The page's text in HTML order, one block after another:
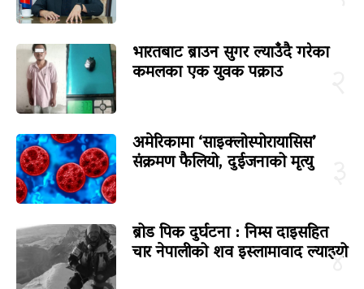
भारतबाट ब्राउन सुगर ल्याउँदै गरेका
कमलका एक युवक पक्राउ
अमेरिकामा ‘साइक्लोस्पोरायासिस’
संक्रमण फैलियो, दुईजनाको मृत्यु
४
ब्रोड पिक दुर्घटना : निम्स दाइसहित
चार नेपालीको शव इस्लामावाद ल्याइयो